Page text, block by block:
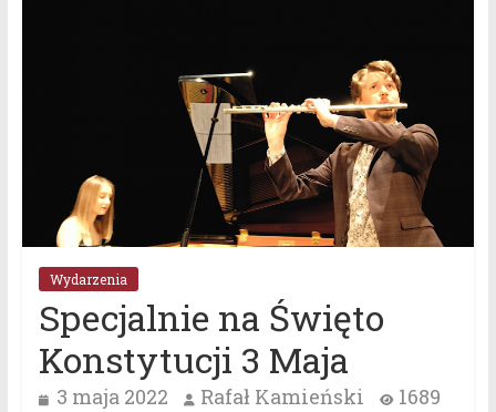
Wydarzenia
Specjalnie na Święto
Konstytucji 3 Maja
3 maja 2022 Rafał Kamieński
1689